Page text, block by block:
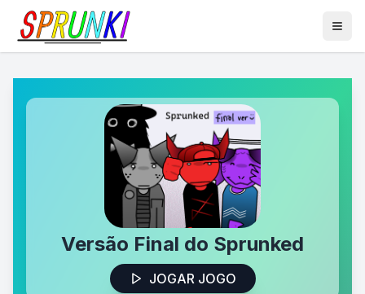
Versão Final do Sprunked
JOGAR JOGO